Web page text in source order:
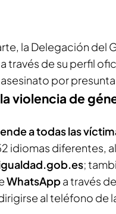
la Delegación del
través de su perfil
por
violencia de
a todas las
idiomas diferentes,
;
WhatsAppa través
al teléfono de